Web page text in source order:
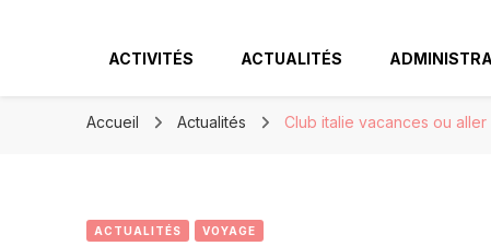
ACTIVITÉS ACTUALITÉS
Accueil Actualités Club italie vacances ou
ACTUALITÉS VOYAGE